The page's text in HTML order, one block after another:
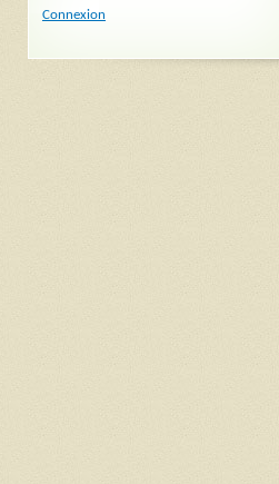
Connexion